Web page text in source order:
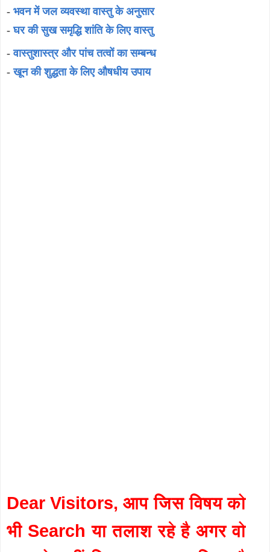
- भवन में जल व्यवस्था वास्तु के अनुसार
-घर की सुख समृद्धि शांति के लिए वास्तु
-वास्तुशास्त्र और पांच तत्वों का सम्बन्ध
-खून की शुद्धता के लिए औषधीय उपाय
Dear Visitors, आप जिस विषय को
भी Search या तलाश रहे है अगर वो